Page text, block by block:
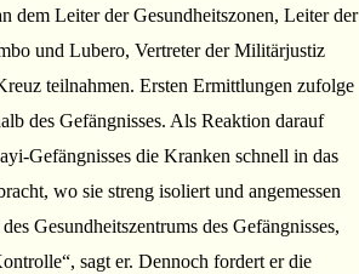
dem Leiter der Gesundheitszonen, Leiter der
und Lubero, Vertreter der Militärjustiz
teilnahmen. Ersten Ermittlungen zufolge
des Gefängnisses. Als Reaktion darauf
Gefängnisses die Kranken schnell in das
wo sie streng isoliert und angemessen
Gesundheitszentrums des Gefängnisses,
sagt er. Dennoch fordert er die